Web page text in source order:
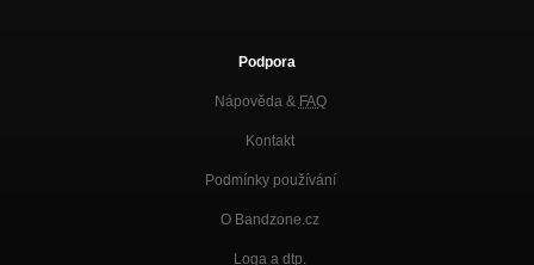
Podpora
Nápověda & FAQ
Kontakt
Podmínky používání
O Bandzone.cz
Loga a dtp.